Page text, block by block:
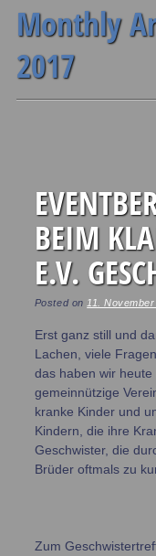
Monthly
2017
BEIM
E.V.
Posted on 11.
Erst ganz still und
Lachen, viele
das haben wir heute
gemeinnützige
kranke Kinder und
Kindern, die ihre
Geschwister, die
Brüder oftmals zu
Zum